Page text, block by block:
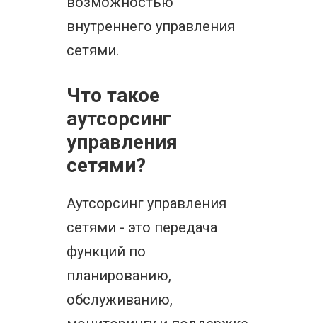
внутреннего управления
сетями.
Что такое
аутсорсинг
управления
сетями?
Аутсорсинг управления
сетями - это передача
функций по
планированию,
обслуживанию,